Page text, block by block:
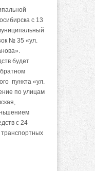
с 13
№ 35 «ул.
будет
пункта «ул.
по улицам
с 24